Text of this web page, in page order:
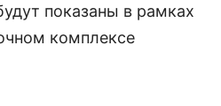
показаны в рамках
комплексе